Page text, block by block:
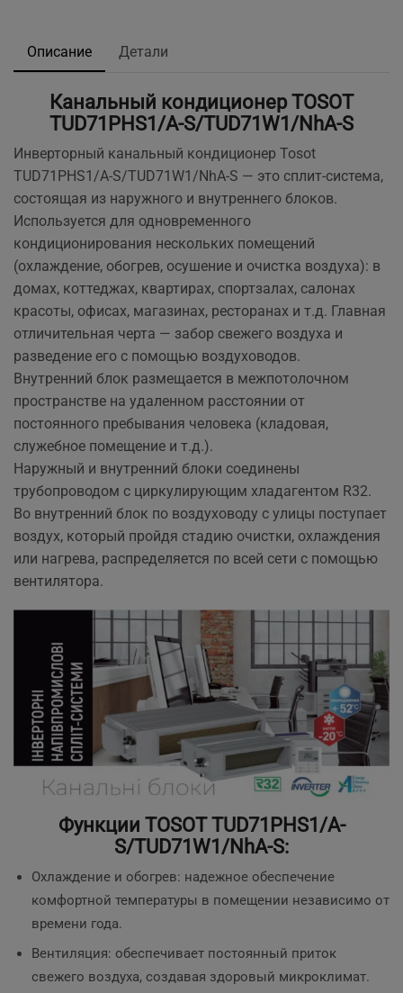
Описание Детали
Канальный кондиционер TOSOT
TUD71PHS1/A-S/TUD71W1/NhA-S
Инверторный канальный кондиционер Tosot
TUD71PHS1/A-S/TUD71W1/NhA-S — это сплит-система,
состоящая из наружного и внутреннего блоков.
Используется для одновременного
кондиционирования нескольких помещений
(охлаждение, обогрев, осушение и очистка воздуха): в
домах, коттеджах, квартирах, спортзалах, салонах
красоты, офисах, магазинах, ресторанах и т.д. Главная
отличительная черта — забор свежего воздуха и
разведение его с помощью воздуховодов.
Внутренний блок размещается в межпотолочном
пространстве на удаленном расстоянии от
постоянного пребывания человека (кладовая,
служебное помещение и т.д.).
Наружный и внутренний блоки соединены
трубопроводом с циркулирующим хладагентом R32.
Во внутренний блок по воздуховоду с улицы поступает
воздух, который пройдя стадию очистки, охлаждения
или нагрева, распределяется по всей сети с помощью
вентилятора.
Функции TOSOT TUD71PHS1/A-
S/TUD71W1/NhA-S:
Охлаждение и обогрев: надежное обеспечение
комфортной температуры в помещении независимо от
времени года.
Вентиляция: обеспечивает постоянный приток
свежего воздуха, создавая здоровый микроклимат.